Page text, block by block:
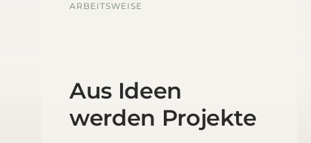
ARBEITSWEISE
Aus Ideen
werden Projekte